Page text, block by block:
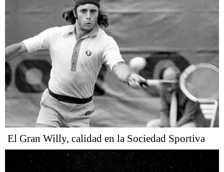
El Gran Willy, calidad en la Sociedad Sportiva